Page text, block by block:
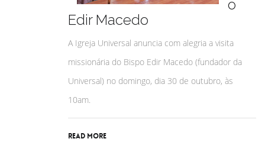
o
Edir Macedo
A Igreja Universal anuncia com alegria a visita
missionária do Bispo Edir Macedo (fundador da
Universal) no domingo, dia 30 de outubro, às
10am.
Read More